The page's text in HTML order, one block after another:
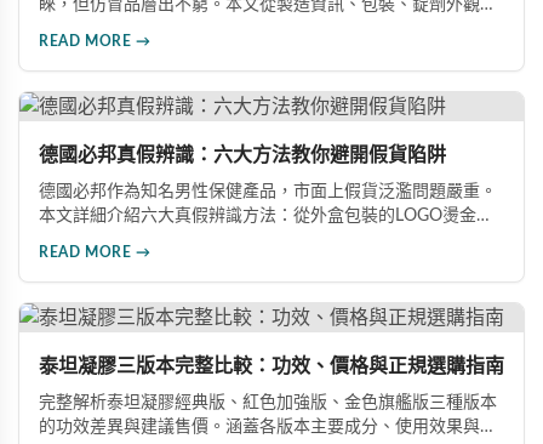
睞，但仿冒品層出不窮。本文從製造資訊、包裝、錠劑外觀、
READ MORE →
德國必邦真假辨識：六大方法教你避開假貨陷阱
德國必邦作為知名男性保健產品，市面上假貨泛濫問題嚴重。
本文詳細介紹六大真假辨識方法：從外盒包裝的LOGO燙金工
產品。
READ MORE →
泰坦凝膠三版本完整比較：功效、價格與正規選購指南
完整解析泰坦凝膠經典版、紅色加強版、金色旗艦版三種版本
的功效差異與建議售價。涵蓋各版本主要成分、使用效果與適